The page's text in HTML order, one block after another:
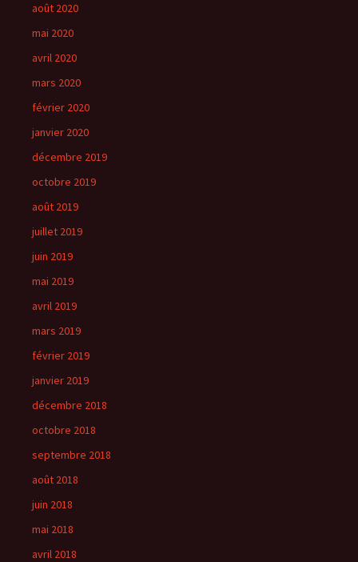
août 2020
mai 2020
avril 2020
mars 2020
février 2020
janvier 2020
décembre 2019
octobre 2019
août 2019
juillet 2019
juin 2019
mai 2019
avril 2019
mars 2019
février 2019
janvier 2019
décembre 2018
octobre 2018
septembre 2018
août 2018
juin 2018
mai 2018
avril 2018